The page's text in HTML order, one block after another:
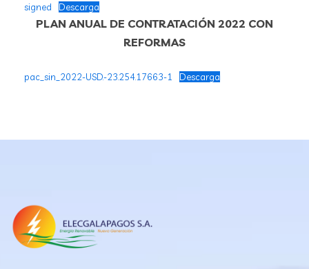
signed
Descarga
PLAN ANUAL DE CONTRATACIÓN 2022 CON
REFORMAS
pac_sin_2022-USD.-23.254.17663-1 Descarga